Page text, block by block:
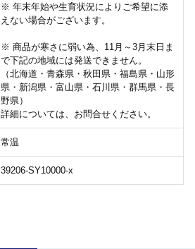
※ 年末年始や生育状況によりご希望に添
えない場合がございます。
※ 商品が寒さに弱い為、11月～3月末日ま
で下記の地域には発送できません。
（北海道・青森県・秋田県・福島県・山形
県・新潟県・富山県・石川県・群馬県・長
野県）
詳細については、お問合せください。
常温
39206-SY10000-x